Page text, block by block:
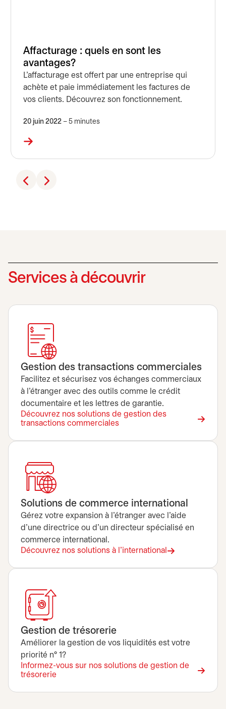
Affacturage : quels en sont les
avantages?
L’affacturage est offert par une entreprise qui
achète et paie immédiatement les factures de
vos clients. Découvrez son fonctionnement.
20 juin 2022 – 5 minutes
Services à découvrir
Gestion des transactions commerciales
Facilitez et sécurisez vos échanges commerciaux
à l’étranger avec des outils comme le crédit
documentaire et les lettres de garantie.
Découvrez nos solutions de gestion des
transactions commerciales
Solutions de commerce international
Gérez votre expansion à l’étranger avec l’aide
d’une directrice ou d’un directeur spécialisé en
commerce international.
Découvrez nos solutions à l’international
Gestion de trésorerie
Améliorer la gestion de vos liquidités est votre
priorité n° 1?
Informez-vous sur nos solutions de gestion de
trésorerie